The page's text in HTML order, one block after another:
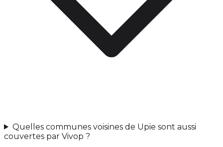
Quelles communes voisines de Upie sont aussi
couvertes par Vivop ?